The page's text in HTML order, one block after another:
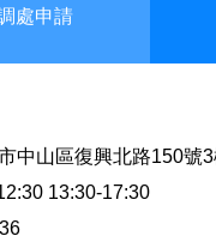
處申請
中山區復興北路150號
13:30-17:30